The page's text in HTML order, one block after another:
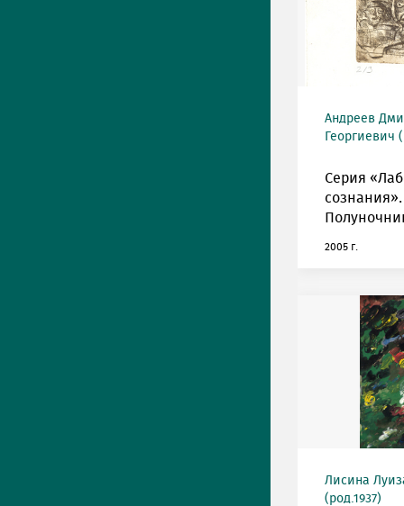
Андреев
Георгиевич
Серия
сознания».
2005 г.
Лисина
(род.1937)